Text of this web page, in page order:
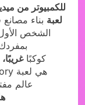
لعبة بناء
الشخص
كوكبًاغريبًا،
عالم